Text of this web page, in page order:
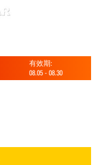
有效期:
08.05 - 08.30